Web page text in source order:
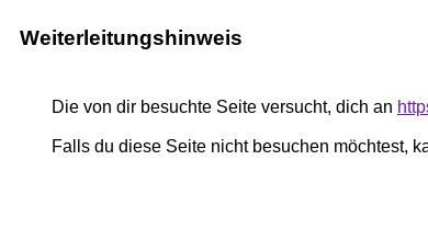
Weiterleitungshinweis
Die von dir besuchte Seite versucht, dich an
Falls du diese Seite nicht besuchen möchtest,